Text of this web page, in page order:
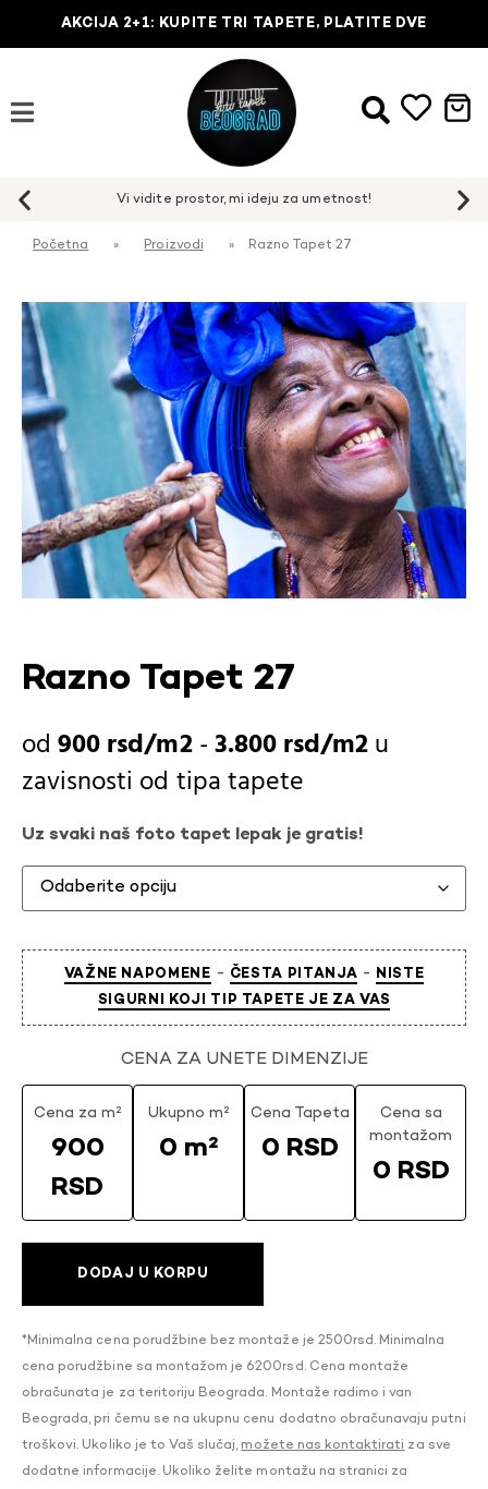
AKCIJA 2+1: KUPITE TRI TAPETE, PLATITE DVE
Početna » Proizvodi » Razno Tapet 27
Razno Tapet 27
900rsd -3.800rsd
u
zavisnosti od tipa tapete
Uz svaki naš foto tapet lepak je gratis!
VAŽNE NAPOMENE - ČESTA PITANJA -
NISTE
SIGURNI KOJI TIP TAPETE JE ZA VAS
CENA ZA UNETE DIMENZIJE
Cena za m²
900
RSD
Ukupno m²
0 m²
Cena Tapeta
0 RSD
Cena sa
montažom
0 RSD
DODAJ U KORPU
*Minimalna cena porudžbine bez montaže je 2500rsd. Minimalna
cena porudžbine sa montažom je 6200rsd. Cena montaže
obračunata je za teritoriju Beograda. Montaže radimo i van
Beograda, pri čemu se na ukupnu cenu dodatno obračunavaju putni
troškovi. Ukoliko je to Vaš slučaj, možete nas kontaktirati za sve
dodatne informacije. Ukoliko želite montažu na stranici za